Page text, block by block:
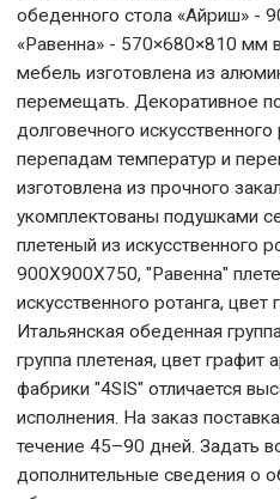
обеденного стола «Айриш» -
«Равенна» - 570×680×810 мм
мебель изготовлена из
перемещать. Декоративное
долговечного искусственного
перепадам температур и
изготовлена из прочного
укомплектованы подушками
плетеный из искусственного
900Х900Х750, "Равенна"
искусственного ротанга,
Итальянская обеденная
группа плетеная, цвет графит
фабрики "4SIS" отличается
исполнения. На заказ
течение 45–90 дней. Задать
дополнительные сведения о